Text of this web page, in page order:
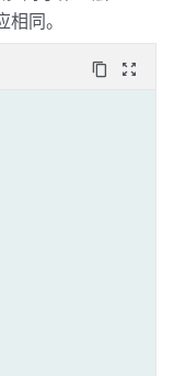
同。
content_copy zoom_out_map